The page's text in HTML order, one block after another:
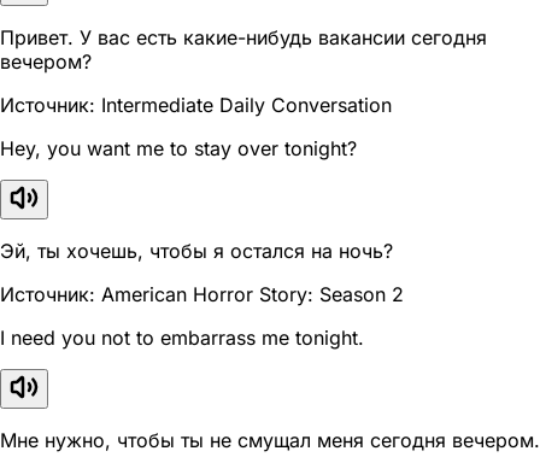
Привет. У вас есть какие-нибудь вакансии сегодня
вечером?
Источник: Intermediate Daily Conversation
Hey, you want me to stay over tonight?
Эй, ты хочешь, чтобы я остался на ночь?
Источник: American Horror Story: Season 2
I need you not to embarrass me tonight.
Мне нужно, чтобы ты не смущал меня сегодня вечером.